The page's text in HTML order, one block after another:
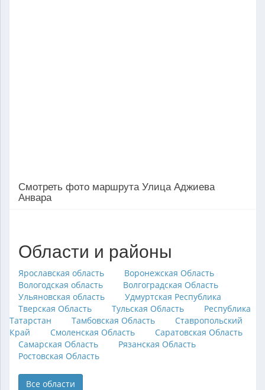
Смотреть фото маршрута Улица Аджиева
Анвара
Области и районы
Ярославская область
Воронежская Область
Вологодская область
Волгоградская Область
Ульяновская область
Удмуртская Республика
Тверская Область
Тульская Область
Республика
Татарстан
Тамбовская Область
Ставропольский
Край
Смоленская Область
Саратовская Область
Самарская Область
Рязанская Область
Ростовская Область
Все области